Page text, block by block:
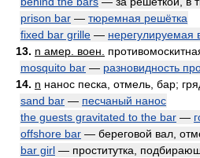
prison bar — тюремная решётка
fixed bar grille — нерегулируемая
13. n амер. воен.
mosquito bar — разновидность
14. n нанос песка, отмель, бар;
sand bar — песчаный нанос
the guests gravitated to the bar —
offshore bar — береговой вал,
bar girl — проститутка,